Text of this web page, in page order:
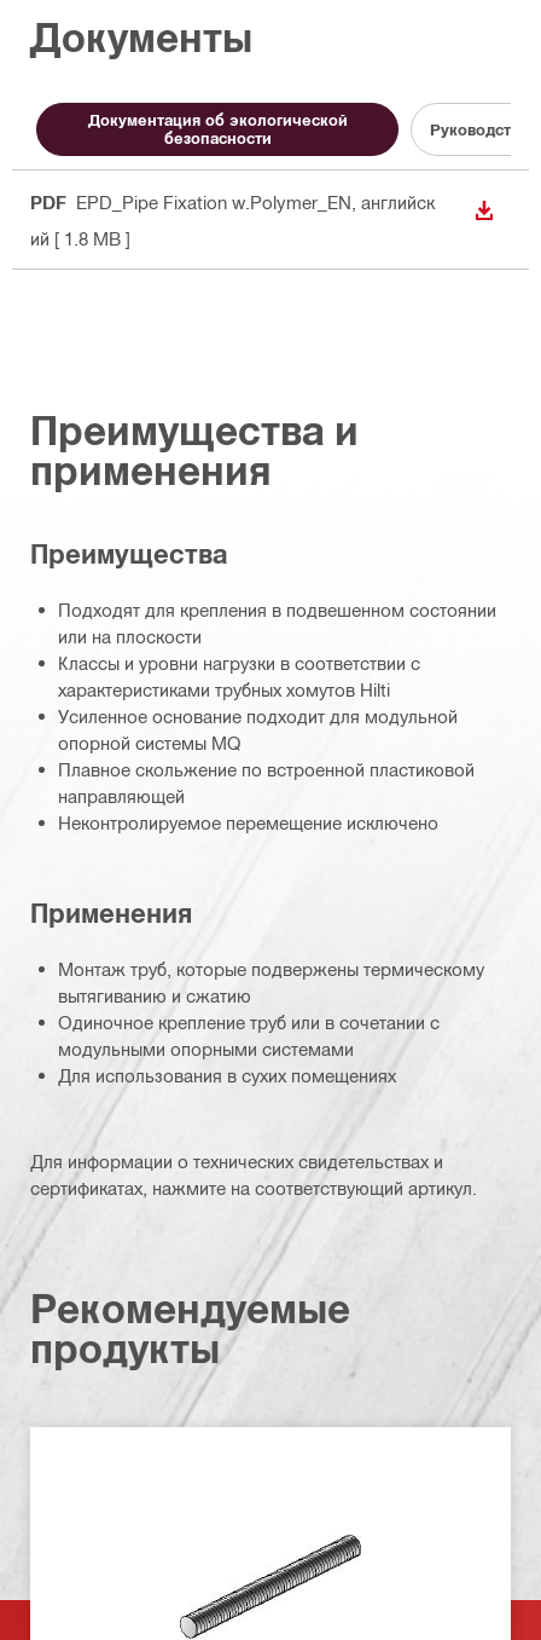
Документы
Документация об экологической
безопасности
Руководство
PDF EPD_Pipe Fixation w.Polymer_EN , английск
ий [ 1.8 MB ]
Преимущества и
применения
Преимущества
Подходят для крепления в подвешенном состоянии
или на плоскости
Классы и уровни нагрузки в соответствии с
характеристиками трубных хомутов Hilti
Усиленное основание подходит для модульной
опорной системы MQ
Плавное скольжение по встроенной пластиковой
направляющей
Неконтролируемое перемещение исключено
Применения
Монтаж труб, которые подвержены термическому
вытягиванию и сжатию
Одиночное крепление труб или в сочетании с
модульными опорными системами
Для использования в сухих помещениях
Для информации о технических свидетельствах и
сертификатах, нажмите на соответствующий артикул.
Рекомендуемые
продукты